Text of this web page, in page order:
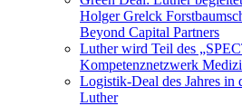
Holger Grelck
Beyond Capital Partners
Luther wird Teil des
Kompetenznetzwerk
Logistik-Deal des Jahres
Luther